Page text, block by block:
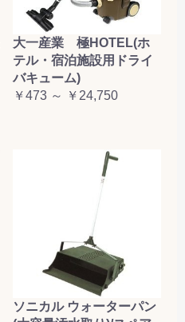
大一産業 極HOTEL(ホ
テル・宿泊施設用ドライ
バキューム)
￥473 ～ ￥24,750
ソニカル ウォーターパン